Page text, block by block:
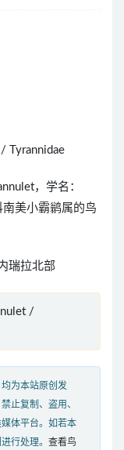
Tyrannidae
，学名：
美小霸鹟属的鸟
瑞拉北部
/
为本站原创发
止复制、盗用、
体平台。如若本
行处理。 查看鸟